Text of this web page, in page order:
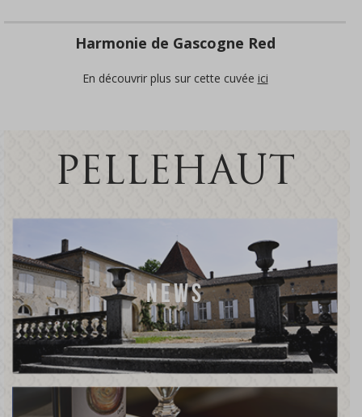
Harmonie de Gascogne Red
En découvrir plus sur cette cuvée ici
PELLEHAUT
NEWS